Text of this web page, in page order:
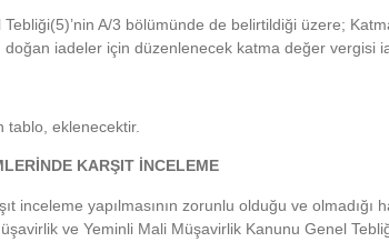
A/3 bölümünde de belirtildiği üzere;
iadeler için düzenlenecek katma değer vergisi
tablo, eklenecektir.
KARŞIT İNCELEME
inceleme yapılmasının zorunlu olduğu ve olmadığı
ve Yeminli Mali Müşavirlik Kanunu Genel